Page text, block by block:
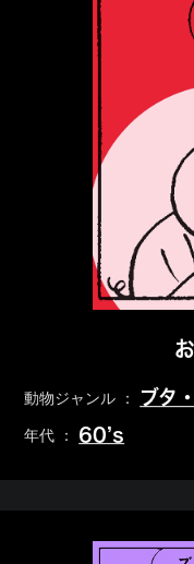
動物ジャンル ： ブタ
年代 ： 60’s